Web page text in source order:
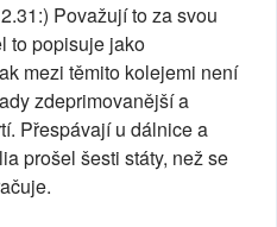
Považují to za svou
to popisuje jako
mezi těmito kolejemi není
zdeprimovanější a
Přespávají u dálnice a
prošel šesti státy, než se